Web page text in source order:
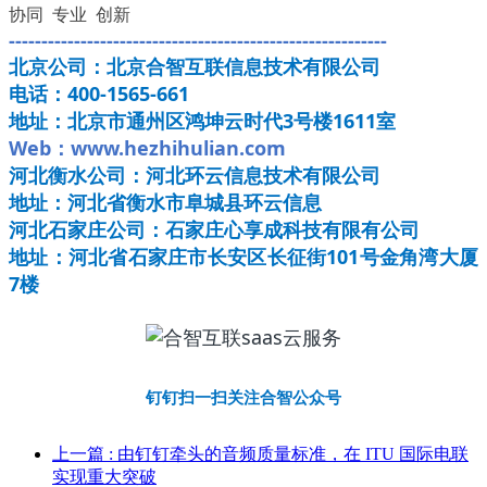
协同 专业 创新
----------------------------------------------------------
北京公司：北京合智互联信息技术有限公司
电话：400-1565-661
地址：北京市通州区鸿坤云时代3号楼1611室
Web：www.hezhihulian.com
河北衡水公司：河北环云信息技术有限公司
地址：河北省衡水市阜城县环云信息
河北石家庄公司：石家庄心享成科技有限有公司
地址：河北省石家庄市长安区长征街101号金角湾大厦
7楼
钉钉扫一扫关注合智公众号
上一篇 : 由钉钉牵头的音频质量标准，在 ITU 国际电联
实现重大突破